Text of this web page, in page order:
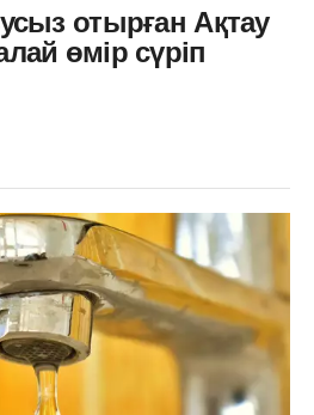
отырған Ақтау
өмір сүріп